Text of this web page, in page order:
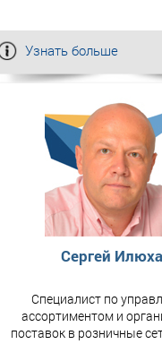
Узнать больше
Сергей Илюха
Специалист по
ассортиментом и
поставок в розничные